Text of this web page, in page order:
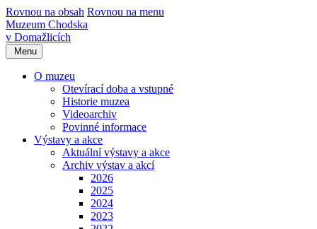
Rovnou na obsah Rovnou na menu
Muzeum Chodska
v Domažlicích
Menu
O muzeu
Otevírací doba a vstupné
Historie muzea
Videoarchiv
Povinné informace
Výstavy a akce
Aktuální výstavy a akce
Archiv výstav a akcí
2026
2025
2024
2023